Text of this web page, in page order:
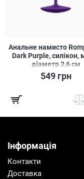
Анальне намисто
Dark Purple, силікон,
діаметр 2,6 см
549 грн
Інформація
Контакти
Доставка